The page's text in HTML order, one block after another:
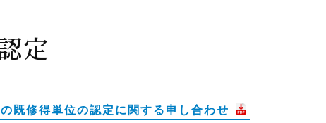
定
既修得単位の認定に関する申し合わせ